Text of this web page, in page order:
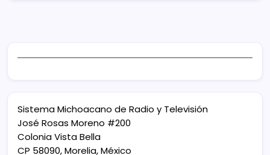
Sistema Michoacano de Radio y Televisión
José Rosas Moreno #200
Colonia Vista Bella
CP 58090, Morelia, México